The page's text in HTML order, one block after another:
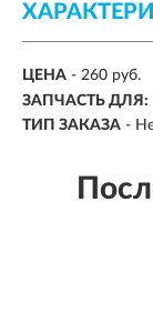
ЦЕНА - 260 руб.
ЗАПЧАСТЬ ДЛЯ:
ТИП ЗАКАЗА -